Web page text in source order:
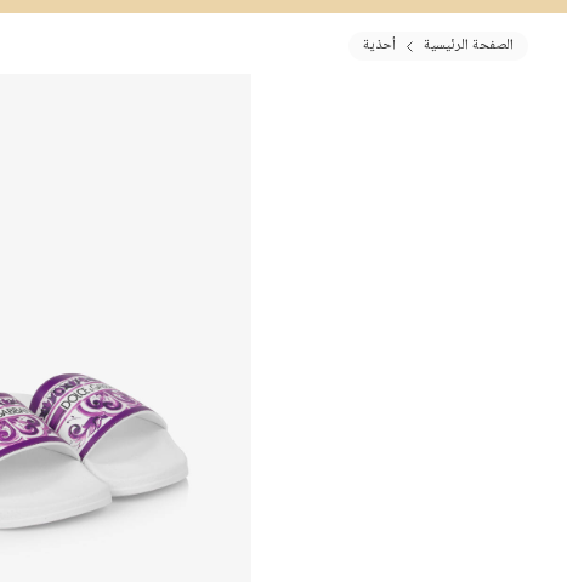
الصفحة الرئيسية أحذية